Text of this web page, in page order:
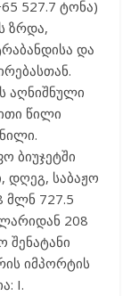
527.7 ტონა)
ზრდა,
და
აღნიშნული
წილი
ბიუჯეტში
დღეგ, საბაჟო
მლნ 727.5
208
იმპორტის
I.